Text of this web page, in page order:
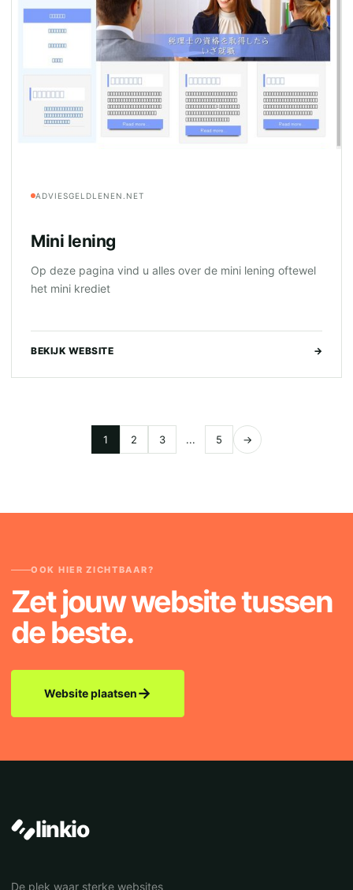
ADVIESGELDLENEN.NET
Mini lening
Op deze pagina vind u alles over de mini lening oftewel
het mini krediet
BEKIJK WEBSITE →
1 2 3 ... 5 →
OOK HIER ZICHTBAAR?
Zet jouw website tussen
de beste.
Website plaatsen→
linkio
De plek waar sterke websites